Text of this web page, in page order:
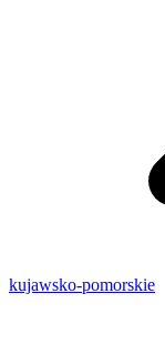
kujawsko-pomorskie